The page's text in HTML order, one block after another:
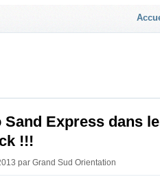
Sand Express dans
!!!
par Grand Sud Orientation